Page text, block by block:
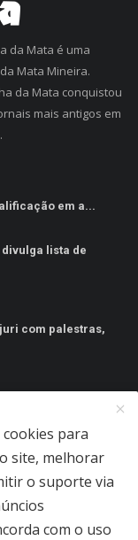
da Mata é uma
Mata Mineira.
da Mata conquistou
mais antigos em
em a...
lista de
com palestras,
para
site, melhorar
o suporte via
com o uso